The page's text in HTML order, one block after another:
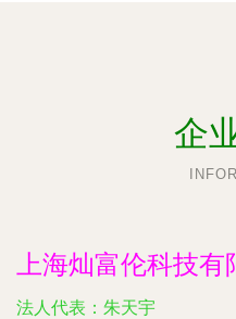
企
上海灿富伦科技有
法人代表： 朱天宇